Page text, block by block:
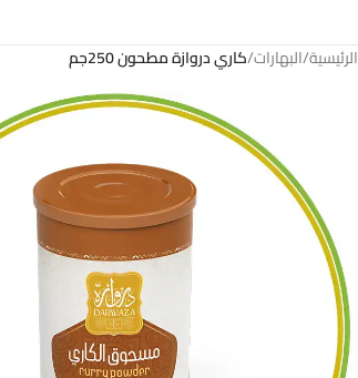
الرئيسية/البهارات/كاري دروازة مطحون 250جم